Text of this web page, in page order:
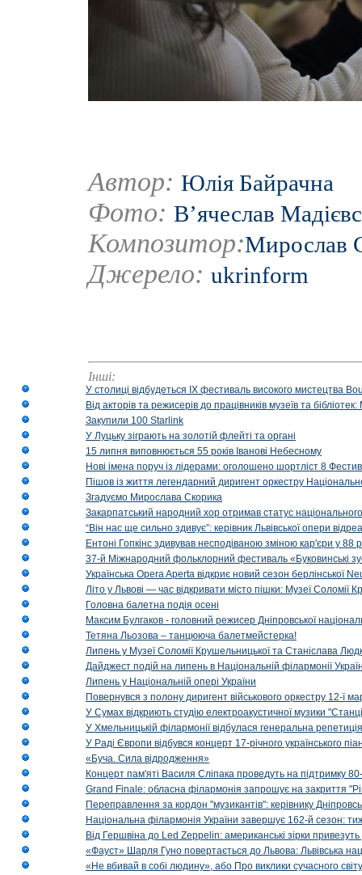
Автор: Юлія Байрачна
Фото: В’ячеслав
Композитор:Мирослав
Джерело: ukrinform
Інші:
У столиці відбудеться IX фестиваль високого мистецтва
Від акторів та режисерів до працівників музеїв та
Закупили 100 Starlink
У Луцьку зіграють на золотій флейті та органі
15 липня виповнюється 55 років Іванові Небесному
Нові імена поруч із лідерами: оголошено шортліст 8
Пішов із життя легендарний диригент оркестру
Згадуємо Мирослава Скорика
Закарпатський народний хор отримав статус національного
“Він нас ще сильно здивує”: керівник Львівської опери
Ентоні Гопкінс здивував несподіваною зміною кар'єри у 88
37-й Міжнародний фольклорний фестиваль «Буковинські
Українська Opera Aperta відкриє новий сезон берлінської
Літо у Львові — час відкривати місто пішки: Музеї Соломії
Головна балетна подія осені
Максим Булгаков - головний режисер Дніпровської
Тетяна Льозова – танцююча балетмейстерка!
Липень у Музеї Соломії Крушельницької та Станіслава
Дайджест подій на липень в Національній філармонії
Липень у Національній опері України
Повернувся з полону диригент військового оркестру 12-ї
У Сумах відкриють студію електроакустичної музики
У Хмельницькій філармонії відбулася генеральна
У Раді Європи відбувся концерт 17-річного українського
«Буча. Сила відродження»
Концерт пам'яті Василя Сліпака проведуть на підтримку
Grand Finale: обласна філармонія запрошує на закриття
Переправлення за кордон "музикантів": керівнику
Національна філармонія України завершує 162-й сезон:
Від Гершвіна до Led Zeppelin: американські зірки
«Фауст» Шарля Гуно повертається до Львова: Львівська
«Не вбивай в собі людину», або Про виклики сучасного світу